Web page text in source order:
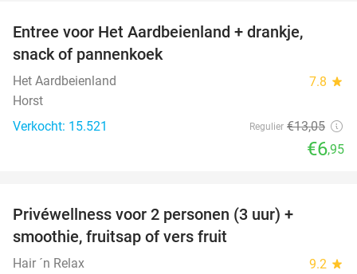
Entree voor Het Aardbeienland + drankje,
snack of pannenkoek
Het Aardbeienland 7.8 star
Horst
Verkocht: 15.521
Regulier €13,05
€6,95
Privéwellness voor 2 personen (3 uur) +
smoothie, fruitsap of vers fruit
Hair ´n Relax 9.2 star